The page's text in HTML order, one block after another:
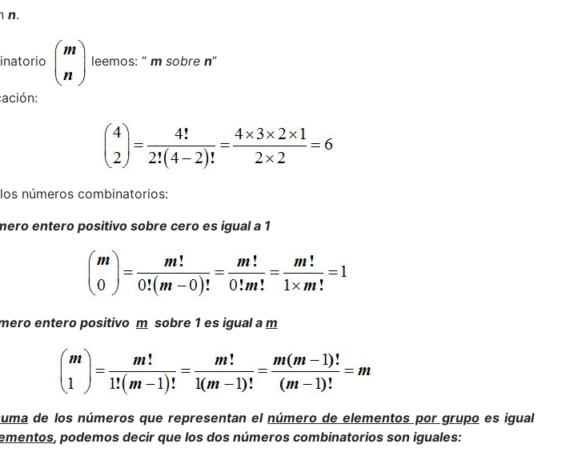
n.
leemos: “ m sobre n”
números combinatorios:
entero positivo sobre cero es igual a 1
entero positivo m sobre 1 es igual a m
de los números que representan elnúmero de elementos por grupoes igual
, podemos decir que los dos números combinatorios son iguales: